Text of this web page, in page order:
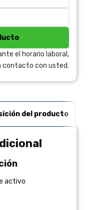
el horario laboral,
contacto con usted.
del producto
activo